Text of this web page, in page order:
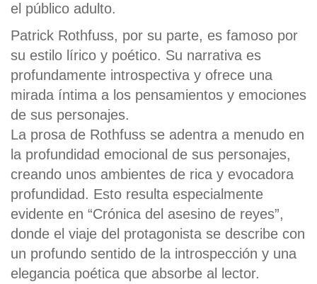
el público adulto.
Patrick Rothfuss, por su parte, es famoso por
su estilo lírico y poético. Su narrativa es
profundamente introspectiva y ofrece una
mirada íntima a los pensamientos y emociones
de sus personajes.
La prosa de Rothfuss se adentra a menudo en
la profundidad emocional de sus personajes,
creando unos ambientes de rica y evocadora
profundidad. Esto resulta especialmente
evidente en “Crónica del asesino de reyes”,
donde el viaje del protagonista se describe con
un profundo sentido de la introspección y una
elegancia poética que absorbe al lector.